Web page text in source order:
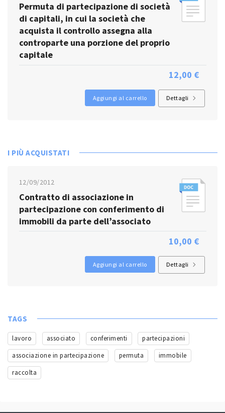
Permuta di partecipazione di società
di capitali, in cui la società che
acquista il controllo assegna alla
controparte una porzione del proprio
capitale
12,00 €
Dettagli
Aggiungi al carrello
I PIÙ ACQUISTATI
12/09/2012
Contratto di associazione in
partecipazione con conferimento di
immobili da parte dell’associato
10,00 €
Dettagli
Aggiungi al carrello
TAGS
lavoro associato conferimenti
partecipazioni
associazione in partecipazione
permuta
immobile
raccolta